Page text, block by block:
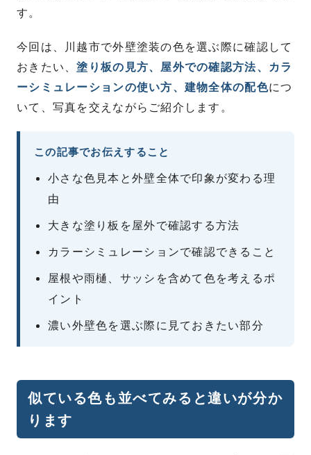
す。
今回は、川越市で外壁塗装の色を選ぶ際に確認して
おきたい、塗り板の見方、屋外での確認方法、カラ
ーシミュレーションの使い方、建物全体の配色につ
いて、写真を交えながらご紹介します。
この記事でお伝えすること
小さな色見本と外壁全体で印象が変わる理
由
大きな塗り板を屋外で確認する方法
カラーシミュレーションで確認できること
屋根や雨樋、サッシを含めて色を考えるポ
イント
濃い外壁色を選ぶ際に見ておきたい部分
似ている色も並べてみると違いが分か
ります